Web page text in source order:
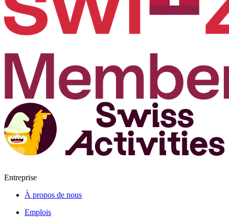
Entreprise
À propos de nous
Emplois